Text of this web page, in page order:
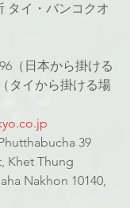
タイ・バンコクオ
（日本から掛ける
タイから掛ける場
39
Khet Thung
Nakhon 10140,